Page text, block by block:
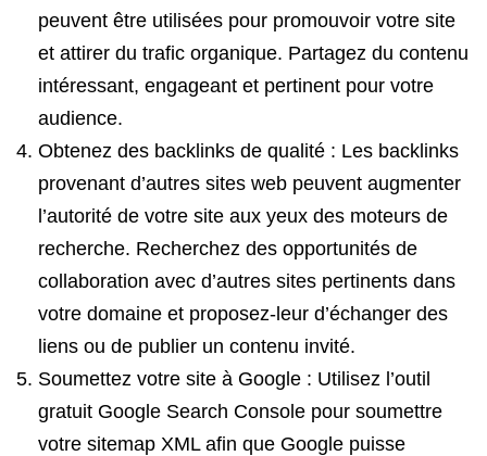
peuvent être utilisées pour promouvoir votre site
et attirer du trafic organique. Partagez du contenu
intéressant, engageant et pertinent pour votre
audience.
Obtenez des backlinks de qualité : Les backlinks
provenant d’autres sites web peuvent augmenter
l’autorité de votre site aux yeux des moteurs de
recherche. Recherchez des opportunités de
collaboration avec d’autres sites pertinents dans
votre domaine et proposez-leur d’échanger des
liens ou de publier un contenu invité.
Soumettez votre site à Google : Utilisez l’outil
gratuit Google Search Console pour soumettre
votre sitemap XML afin que Google puisse